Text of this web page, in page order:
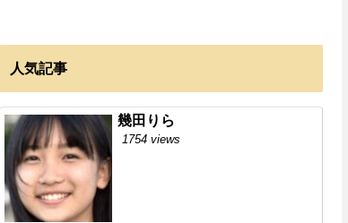
人気記事
幾田りら
1754 views